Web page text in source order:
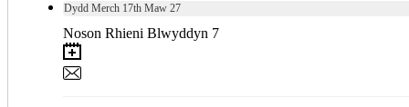
Dydd Merch 17th Maw 27
Noson Rhieni Blwyddyn 7